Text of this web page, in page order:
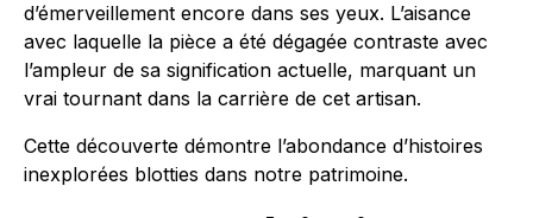
d’émerveillement encore dans ses yeux. L’aisance
avec laquelle la pièce a été dégagée contraste avec
l’ampleur de sa signification actuelle, marquant un
vrai tournant dans la carrière de cet artisan.
Cette découverte démontre l’abondance d’histoires
inexplorées blotties dans notre patrimoine.